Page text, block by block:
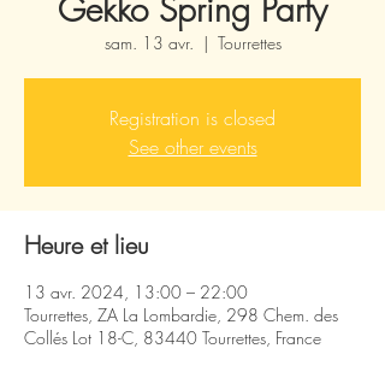
Gekko Spring Party
sam. 13 avr.
  |
Tourrettes
Registration is closed
See other events
Heure et lieu
13 avr. 2024, 13:00 – 22:00
Tourrettes, ZA La Lombardie, 298 Chem. des
Collés Lot 18-C, 83440 Tourrettes, France